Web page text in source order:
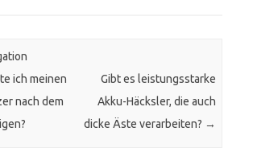
ich meinen
nach dem
Gibt es leistungsstarke
Akku-Häcksler, die auch
dicke Äste verarbeiten? →